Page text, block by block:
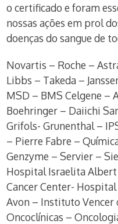
o certificado e foram
nossas ações em prol
doenças do sangue de
Novartis – Roche –
Libbs – Takeda –
MSD – BMS Celgene –
Boehringer – Daiichi
Grifols- Grunenthal –
– Pierre Fabre –
Genzyme – Servier –
Hospital Israelita Albert
Cancer Center-
Avon – Instituto Vencer
Oncoclínicas –